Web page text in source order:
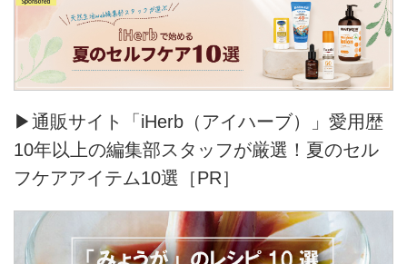
▶通販サイト「iHerb（アイハーブ）」愛用歴
10年以上の編集部スタッフが厳選！夏のセル
フケアアイテム10選［PR］